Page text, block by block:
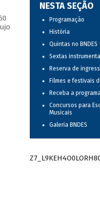
NESTA SEÇÃO
Programação
História
Quintas no BNDES
Sextas
Reserva de
Filmes e festivais
Receba a
Concursos para
Musicais
Galeria BNDES